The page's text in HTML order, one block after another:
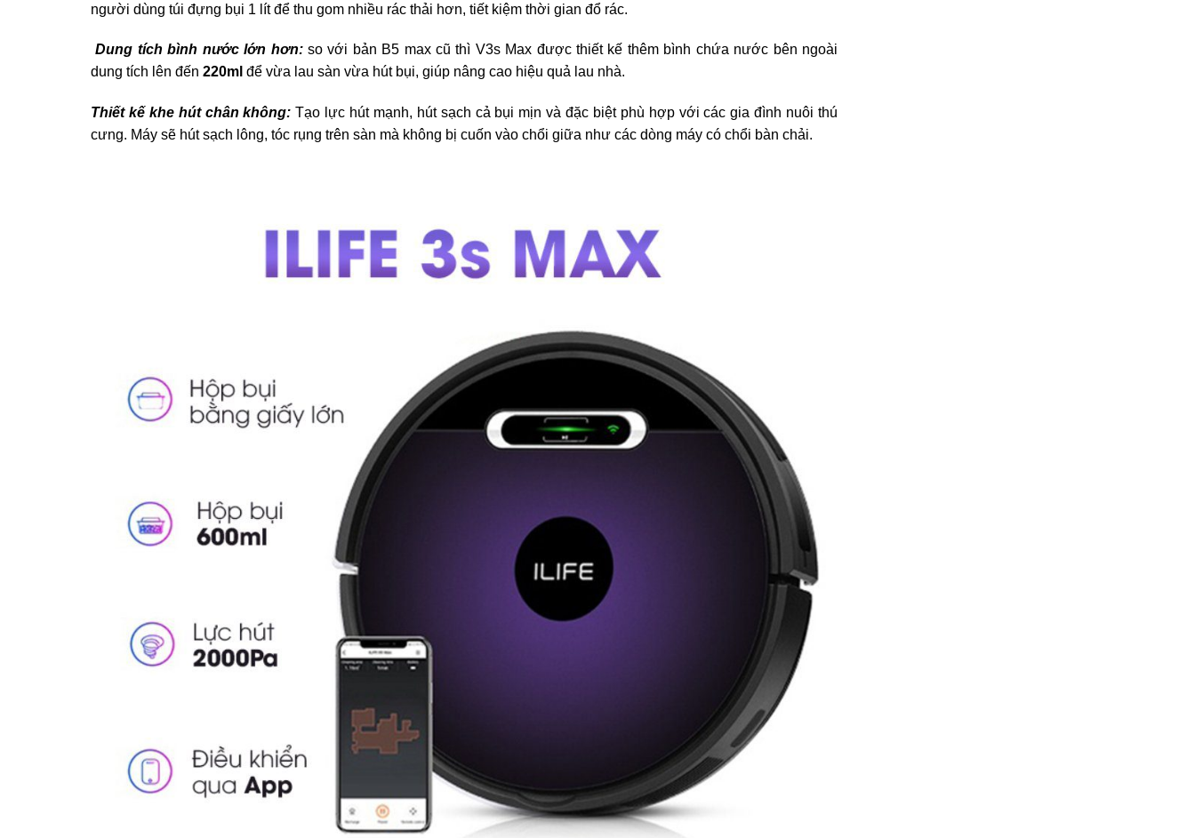
người dùng túi đựng bụi 1 lít để thu gom nhiều rác thải hơn, tiết kiệm thời gian đổ rác.
Dung tích bình nước lớn hơn:so với bản B5 max cũ thì V3s Max được thiết kế thêm bình chứa nước bên ngoài
dung tích lên đến 220ml để vừa lau sàn vừa hút bụi, giúp nâng cao hiệu quả lau nhà.
Thiết kế khe hút chân không: Tạo lực hút mạnh, hút sạch cả bụi mịn và đặc biệt phù hợp với các gia đình nuôi thú
cưng. Máy sẽ hút sạch lông, tóc rụng trên sàn mà không bị cuốn vào chổi giữa như các dòng máy có chổi bàn chải.